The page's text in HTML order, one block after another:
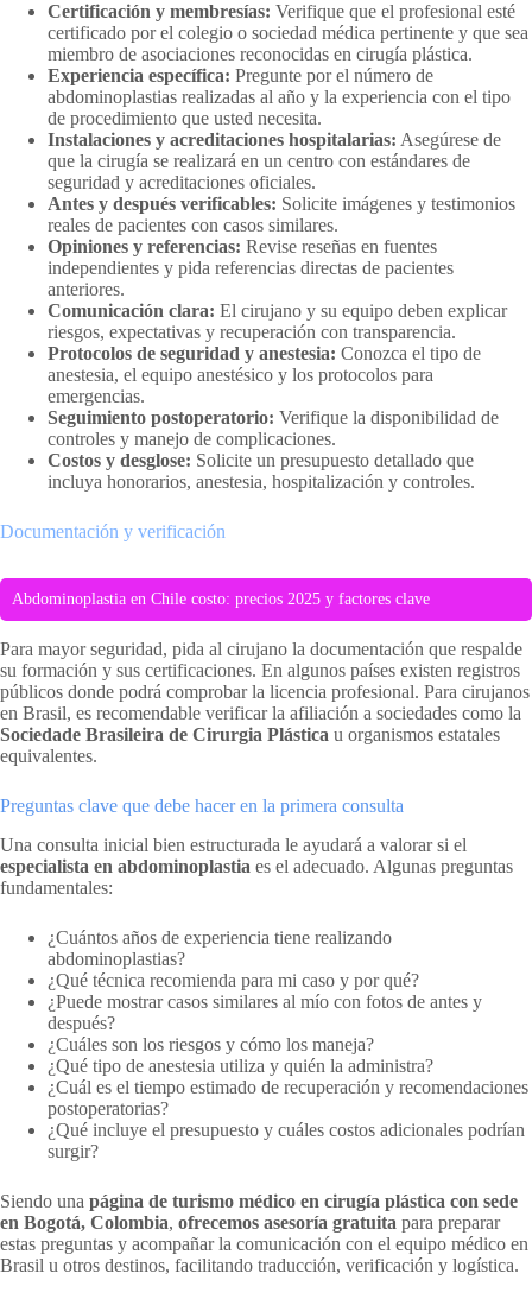
Certificación y membresías: Verifique que el profesional esté
certificado por el colegio o sociedad médica pertinente y que sea
miembro de asociaciones reconocidas en cirugía plástica.
Experiencia específica: Pregunte por el número de
abdominoplastias realizadas al año y la experiencia con el tipo
de procedimiento que usted necesita.
Instalaciones y acreditaciones hospitalarias: Asegúrese de
que la cirugía se realizará en un centro con estándares de
seguridad y acreditaciones oficiales.
Antes y después verificables: Solicite imágenes y testimonios
reales de pacientes con casos similares.
Opiniones y referencias: Revise reseñas en fuentes
independientes y pida referencias directas de pacientes
anteriores.
Comunicación clara: El cirujano y su equipo deben explicar
riesgos, expectativas y recuperación con transparencia.
Protocolos de seguridad y anestesia: Conozca el tipo de
anestesia, el equipo anestésico y los protocolos para
emergencias.
Seguimiento postoperatorio: Verifique la disponibilidad de
controles y manejo de complicaciones.
Costos y desglose: Solicite un presupuesto detallado que
incluya honorarios, anestesia, hospitalización y controles.
Documentación y verificación
Abdominoplastia en Chile costo: precios 2025 y factores clave
Para mayor seguridad, pida al cirujano la documentación que respalde
su formación y sus certificaciones. En algunos países existen registros
públicos donde podrá comprobar la licencia profesional. Para cirujanos
en Brasil, es recomendable verificar la afiliación a sociedades como la
Sociedade Brasileira de Cirurgia Plástica u organismos estatales
equivalentes.
Preguntas clave que debe hacer en la primera consulta
Una consulta inicial bien estructurada le ayudará a valorar si el
especialista en abdominoplastia es el adecuado. Algunas preguntas
fundamentales:
¿Cuántos años de experiencia tiene realizando
abdominoplastias?
¿Qué técnica recomienda para mi caso y por qué?
¿Puede mostrar casos similares al mío con fotos de antes y
después?
¿Cuáles son los riesgos y cómo los maneja?
¿Qué tipo de anestesia utiliza y quién la administra?
¿Cuál es el tiempo estimado de recuperación y recomendaciones
postoperatorias?
¿Qué incluye el presupuesto y cuáles costos adicionales podrían
surgir?
Siendo una página de turismo médico en cirugía plástica con sede
en Bogotá, Colombia, ofrecemos asesoría gratuita para preparar
estas preguntas y acompañar la comunicación con el equipo médico en
Brasil u otros destinos, facilitando traducción, verificación y logística.